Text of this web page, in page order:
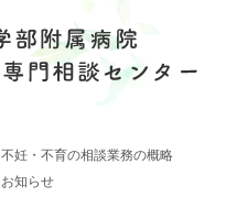
不妊・不育の相談業務の概略
お知らせ